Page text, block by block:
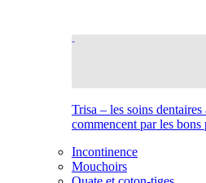
Trisa – les soins dentaires
commencent par les bons
Incontinence
Mouchoirs